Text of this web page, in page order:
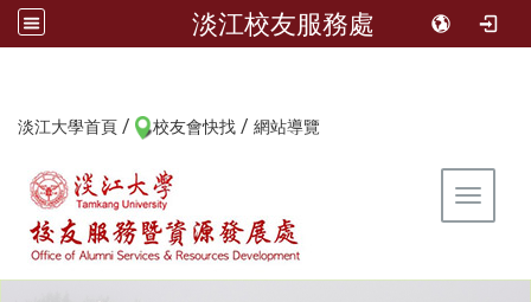
淡江校友服務處
淡江大學首頁 / 校友會快找 / 網站導覽
Toggle